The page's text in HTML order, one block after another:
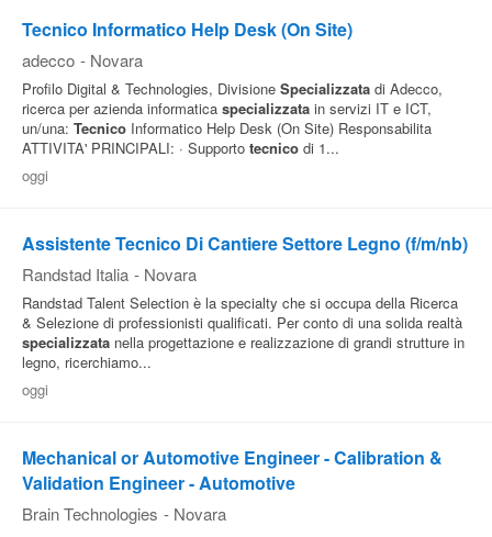
Offerte
Area
Aziende
Tecnico Informatico Help Desk (On Site)
adecco - Novara
Profilo Digital & Technologies, Divisione Specializzata di Adecco,
ricerca per azienda informatica specializzata in servizi IT e ICT,
un/una: Tecnico Informatico Help Desk (On Site) Responsabilita
ATTIVITA' PRINCIPALI: · Supporto tecnico di 1...
oggi
Assistente Tecnico Di Cantiere Settore Legno (f/m/nb)
Randstad Italia - Novara
Randstad Talent Selection è la specialty che si occupa della Ricerca
& Selezione di professionisti qualificati. Per conto di una solida realtà
specializzata nella progettazione e realizzazione di grandi strutture in
legno, ricerchiamo...
oggi
Mechanical or Automotive Engineer - Calibration &
Validation Engineer - Automotive
Brain Technologies - Novara